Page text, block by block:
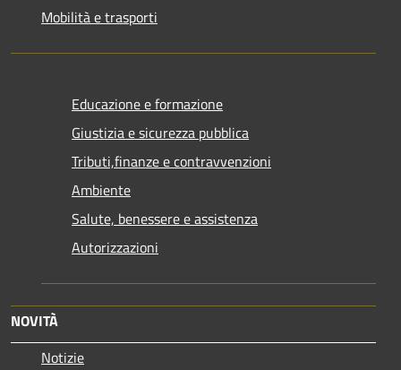
Mobilità e trasporti
Educazione e formazione
Giustizia e sicurezza pubblica
Tributi,finanze e contravvenzioni
Ambiente
Salute, benessere e assistenza
Autorizzazioni
NOVITÀ
Notizie